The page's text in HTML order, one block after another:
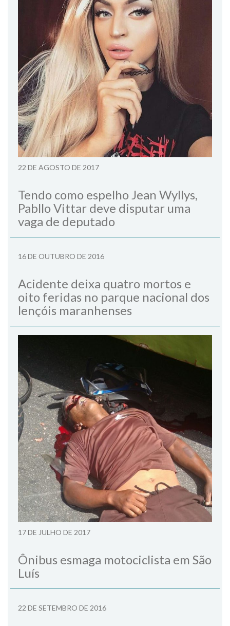
22 DE AGOSTO DE 2017
Tendo como espelho Jean Wyllys,
Pabllo Vittar deve disputar uma
vaga de deputado
16 DE OUTUBRO DE 2016
Acidente deixa quatro mortos e
oito feridas no parque nacional dos
lençóis maranhenses
17 DE JULHO DE 2017
Ônibus esmaga motociclista em São
Luís
22 DE SETEMBRO DE 2016